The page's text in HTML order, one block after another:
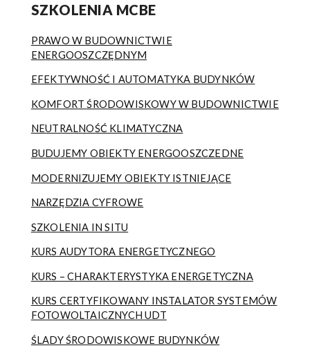
SZKOLENIA MCBE
PRAWO W BUDOWNICTWIE
ENERGOOSZCZĘDNYM
EFEKTYWNOŚĆ I AUTOMATYKA BUDYNKÓW
KOMFORT ŚRODOWISKOWY W BUDOWNICTWIE
NEUTRALNOŚĆ KLIMATYCZNA
BUDUJEMY OBIEKTY ENERGOOSZCZEDNE
MODERNIZUJEMY OBIEKTY ISTNIEJĄCE
NARZĘDZIA CYFROWE
SZKOLENIA IN SITU
KURS AUDYTORA ENERGETYCZNEGO
KURS – CHARAKTERYSTYKA ENERGETYCZNA
KURS CERTYFIKOWANY INSTALATOR SYSTEMÓW
FOTOWOLTAICZNYCH UDT
ŚLADY ŚRODOWISKOWE BUDYNKÓW